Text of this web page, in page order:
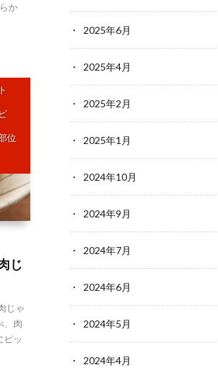
か
位
じ
じゃ
、肉
ピッ
2025年6月
2025年4月
2025年2月
2025年1月
2024年10月
2024年9月
2024年7月
2024年6月
2024年5月
2024年4月